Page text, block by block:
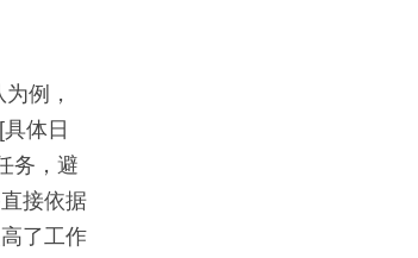
体日
务，避
接依据
了工作